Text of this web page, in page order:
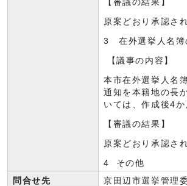
【審議の結果】
原案どおり承認さ
3 在外選挙人名簿
【議事の内容】
本市在外選挙人名
通知を本籍地の長
いては、作成後4
【審議の結果】
原案どおり承認さ
4 その他
問合せ先
京田辺市選挙管